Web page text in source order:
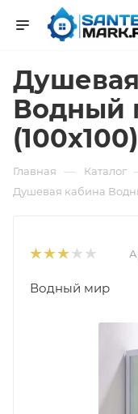
Водный
(100х100)
Главная — Каталог
Душевая кабина
Водный мир